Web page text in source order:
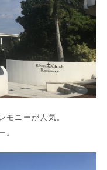
モニーが人気。
。